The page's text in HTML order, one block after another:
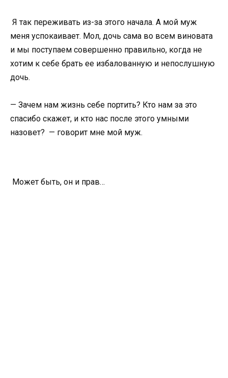
Я так переживать из-за этого начала. А мой муж
меня успокаивает. Мол, дочь сама во всем виновата
и мы поступаем совершенно правильно, когда не
хотим к себе брать ее избалованную и непослушную
дочь.
— Зачем нам жизнь себе портить? Кто нам за это
спасибо скажет, и кто нас после этого умными
назовет? — говорит мне мой муж.
Может быть, он и прав…